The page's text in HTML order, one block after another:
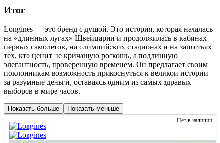
Итог
Longines — это бренд с душой. Это история, которая началась
на «длинных лугах» Швейцарии и продолжилась в кабинах
первых самолетов, на олимпийских стадионах и на запястьях
тех, кто ценит не кричащую роскошь, а подлинную
элегантность, проверенную временем. Он предлагает своим
поклонникам возможность прикоснуться к великой истории
за разумные деньги, оставаясь одним из самых здравых
выборов в мире часов.
Показать больше Показать меньше
Нет в наличии